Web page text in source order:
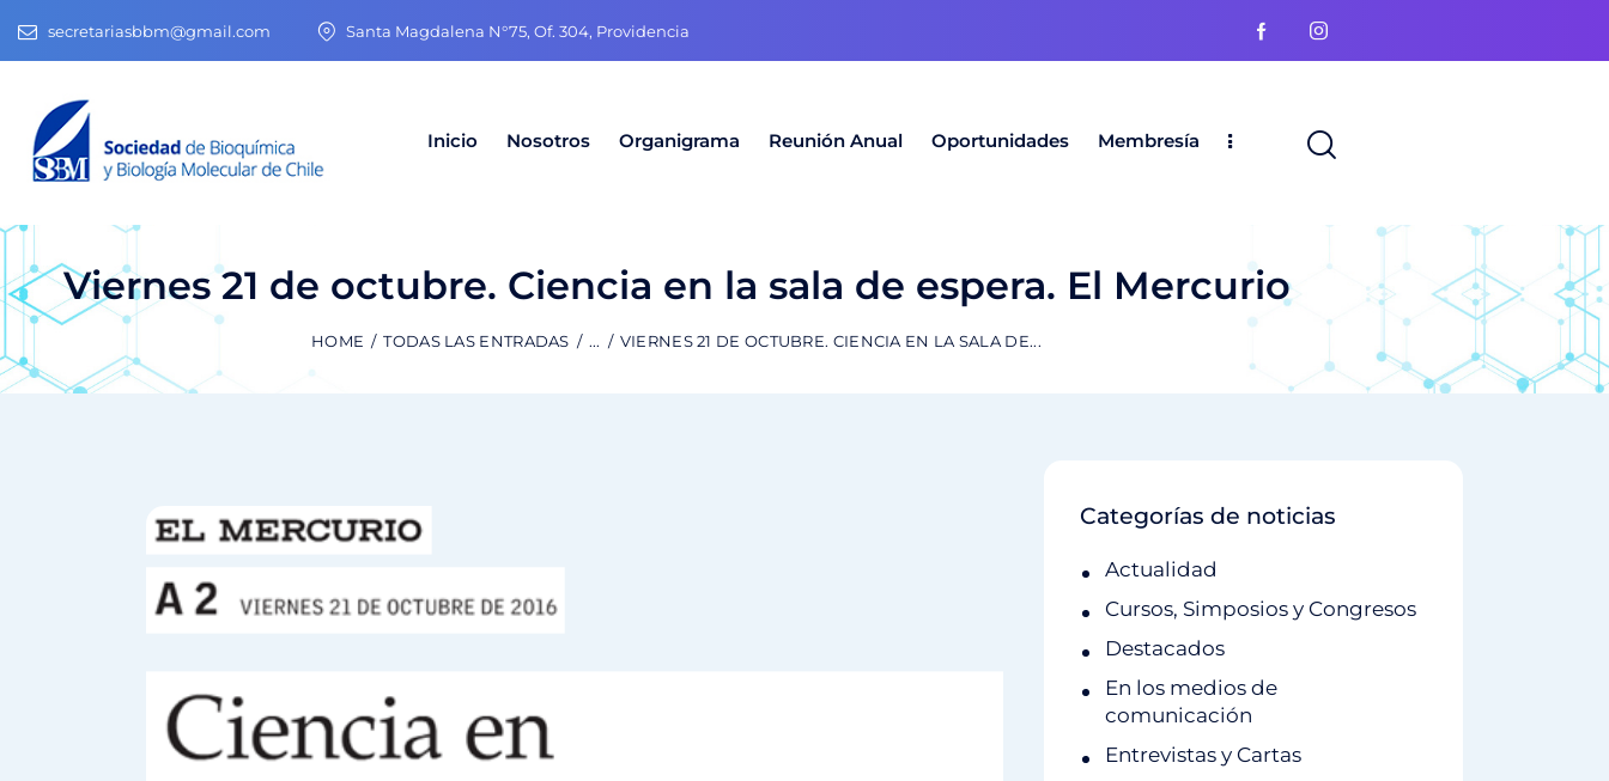
secretariasbbm@gmail.com Santa Magdalena N°75, Of. 304, Providencia
Inicio Nosotros Organigrama Reunión Anual Oportunidades Membresía
Viernes 21 de octubre. Ciencia en la sala de espera. El Mercurio
HOME TODAS LAS ENTRADAS ... VIERNES 21 DE OCTUBRE. CIENCIA EN LA SALA DE...
Categorías de noticias
Actualidad
Cursos, Simposios y Congresos
Destacados
En los medios de
comunicación
Entrevistas y Cartas